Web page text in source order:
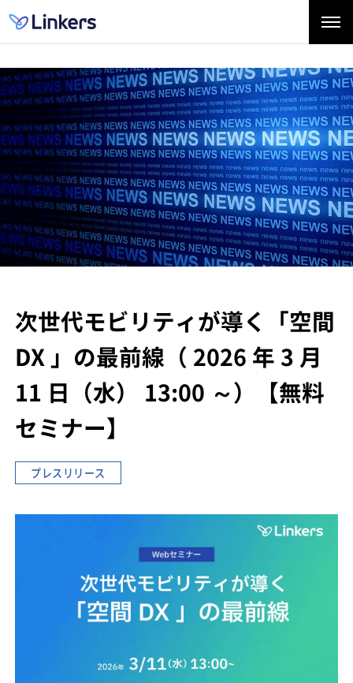
次世代モビリティが導く「空間
DX 」の最前線 （ 2026 年 3 月
11 日（水） 13:00 ～）
【無料
セミナー】
プレスリリース